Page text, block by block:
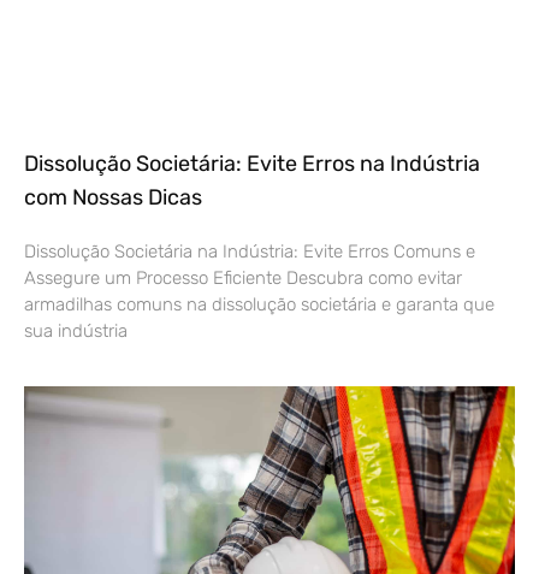
Dissolução Societária: Evite Erros na Indústria
com Nossas Dicas
Dissolução Societária na Indústria: Evite Erros Comuns e
Assegure um Processo Eficiente Descubra como evitar
armadilhas comuns na dissolução societária e garanta que
sua indústria